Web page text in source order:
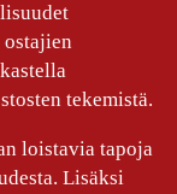
tekemistä.
loistavia tapoja
Lisäksi